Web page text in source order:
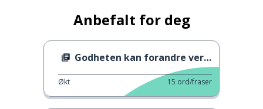
Anbefalt for deg
Godheten kan forandre verden
Økt 15 ord/fraser